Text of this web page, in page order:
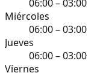
06:00 – 03:00
Miércoles
06:00 – 03:00
Jueves
06:00 – 03:00
Viernes